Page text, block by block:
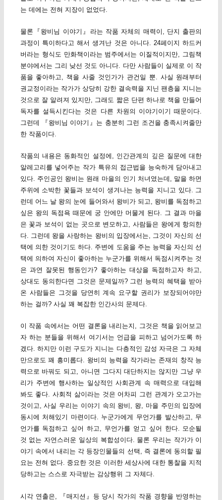
는 데에는 전혀 지장이 없었다.
물론『왕비님 이야기』라는 작품 자체의 매력이, 단지 출판의
과정이 특이하다고 해서 생겨난 것은 아니다. 24페이지 하드커
버라는 형식도 만화책이라는 범주에서는 이질적이지만, 그림책
분야에서는 그리 낮선 것도 아니다. 다만 사람들이 실제로 이 작
품을 좋아하고, 책을 사줄 것인가가 관건일 뿐. 사실 원래부터
권교정이라는 작가가 상당히 강한 결속력을 지닌 팬층을 지니는
것으로 잘 알려져 있지만, 그래도 짧은 단편 하나로 책을 만들어
독자를 설득시킨다는 것은 다른 차원의 이야기이기 때문이다.
그런데 『왕비님 이야기』는 충분히 그런 조건을 충족시켜줄만
한 작품이다.
작품의 내용은 동화적인 설정에, 인간관계의 깊은 질문에 대한
알레고리를 넣어주는 작가 특유의 접근법을 능숙하게 담아내고
있다. 주인공인 왕비는 원래 마을의 인기 처녀였는데, 말을 하면
주위에 소박한 꽃들과 보석이 생겨나는 능력을 지니고 있다. 그
런데 어느 날 왕의 눈에 들어와서 왕비가 되고, 왕비를 독점하고
싶은 왕의 독점욕 때문에 궁 안에만 머물게 된다. 그 결과 마을
은 꽃과 보석이 없는 곳으로 변모하고, 사람들은 왕에게 항의한
다. 그런데 왕을 사랑하는 왕비의 입장에서는, 그것이 자신의 선
택에 의한 것이기도 하다. 주변에 도움을 주는 능력을 자신의 선
택에 의하여 자신이 좋아하는 누군가를 위해서 독점시켜주는 것
은 과연 잘못된 행동인가? 좋아하는 대상을 독점하고자 하고,
상대도 동의한다면 그것은 문제일까? 그런 능력의 혜택을 받아
온 사람들은 그것을 당연히 계속 요구할 권리가 보장되어야만
하는 걸까? 사실 꽤 복잡한 인간사의 문제다.
이 작품 속에서는 어떤 결론을 내리는지, 그것은 책을 읽어보고
자 하는 분들을 위해서 여기서는 언급을 피하고 넘어가도록 하
겠다. 하지만 이런 구도가 지니는 다층적인 감성 자극은 그 자체
만으로도 꽤 흥미롭다. 왕비의 능력을 작가라는 존재의 창작 능
력으로 바꿔도 되고, 아니면 그다지 대단하지는 않지만 그냥 우
리가 주변에 행사하는 일상적인 사회관계 속 매력으로 대입해
봐도 좋다. 사회적 삶이라는 것은 어차피 그런 관계가 오고가는
것이고, 사실 우리는 이야기 속의 왕비, 왕, 마을 주민의 입장에
동시에 처해있기 마련이다. 누군가에게 무언가를 발산하고, 무
언가를 독점하고 싶어 하고, 무언가를 얻고 싶어 한다. 모순될
것 없는 자연스러운 일상의 복합성이다. 물론 우리는 작가가 이
야기 속에서 내리는 각 등장인물들의 선택, 즉 결론에 동의할 필
요는 전혀 없다. 중요한 것은 이러한 세상사에 대한 통찰을 지적
당하고는 스스로 자극받는 감상행위 그 자체다.
시각 연출은, 『매지션』등 당시 작가의 작품 경향을 반영하는